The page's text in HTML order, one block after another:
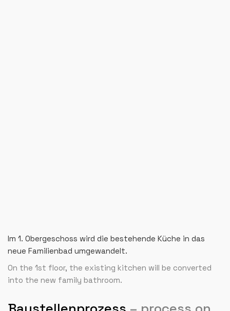
Im 1. Obergeschoss wird die bestehende Küche in das
neue Familienbad umgewandelt.
On the 1st floor, the existing kitchen will be converted
into the new family bathroom.